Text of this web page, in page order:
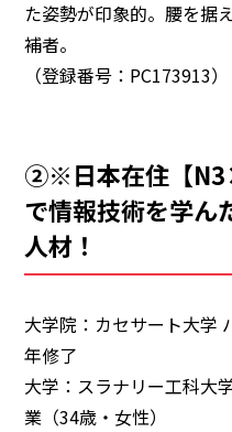
た姿勢が印象的。 腰を据
補者。
（登録番号：PC173913）
②※日本在住【
で情報技術を学
人材！
大学院：カセサート大学
年修了
大学：スラナリー工科大
業（34歳・女性）